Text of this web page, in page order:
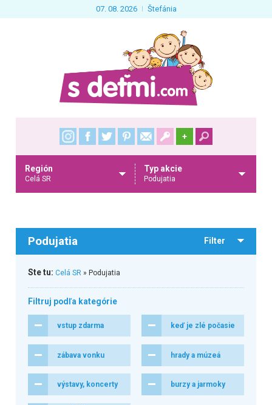
07. 08. 2026 Štefánia
+
Región
Celá SR
Typ akcie
Podujatia
Podujatia Filter
Ste tu: Celá SR» Podujatia
Filtruj podľa kategórie
vstup zdarma keď je zlé počasie
zábava vonku hrady a múzeá
výstavy, koncerty burzy a jarmoky